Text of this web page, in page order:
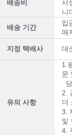
배송비
서
니
배송 기간
입
매
지정 택배사 대
유의 사항
1.
문
2.
더
3.
및
4.